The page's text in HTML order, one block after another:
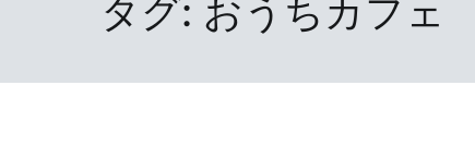
タグ: おうちカフェ